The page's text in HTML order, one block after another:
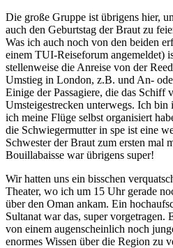
Die große Gruppe ist übrigens hier,
auch den Geburtstag der Braut zu
Was ich auch noch von den beiden
einem TUI-Reiseforum angemeldet)
stellenweise die Anreise von der
Umstieg in London, z.B. und An-
Einige der Passagiere, die das Schiff
Umsteigestrecken unterwegs. Ich
ich meine Flüge selbst organisiert
die Schwiegermutter in spe ist eine
Schwester der Braut zum ersten mal
Bouillabaisse war übrigens super!
Wir hatten uns ein bisschen
Theater, wo ich um 15 Uhr gerade
über den Oman ankam. Ein
Sultanat war das, super vorgetragen.
von einem augenscheinlich noch
enormes Wissen über die Region zu